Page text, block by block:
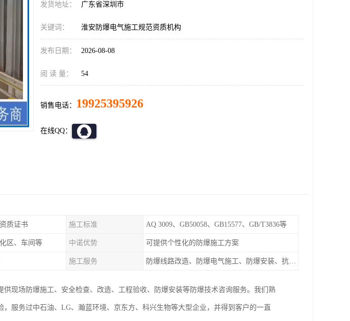
发货地址： 广东省深圳市
关键词： 淮安防爆电气施工规范资质机构
发布日期： 2026-08-08
阅 读 量： 54
销售电话： 19925395926
在线QQ：
质证书 施工标准 AQ 3009、GB50058、GB15577、GB/T3836等
区、车间等 中诺优势 可提供个性化的防爆施工方案
施工服务 防爆线路改造、防爆电气施工、防爆安装、抗爆泄爆等
现场防爆施工、安全检查、改造、工程验收、防爆安装等防爆技术咨询服务。我们熟
服务过中石油、LG、瀚蓝环境、京东方、科兴生物等大型企业，并得到客户的一直